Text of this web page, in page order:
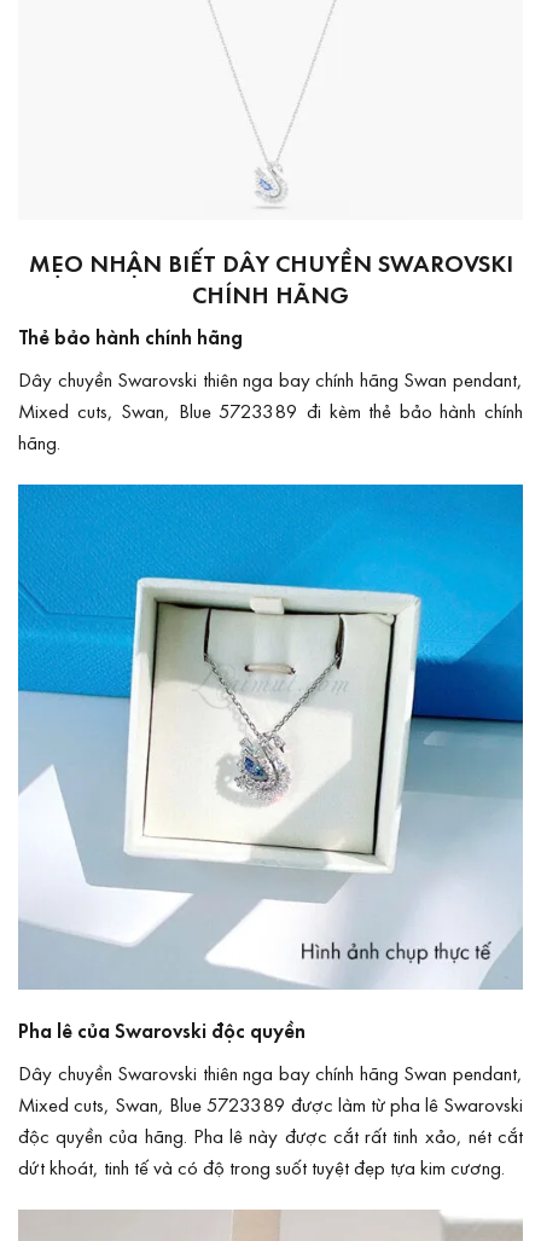
MẸO NHẬN BIẾT DÂY CHUYỀN SWAROVSKI
CHÍNH HÃNG
Thẻ bảo hành chính hãng
Dây chuyền Swarovski thiên nga bay chính hãng Swan pendant,
Mixed cuts, Swan, Blue 5723389 đi kèm thẻ bảo hành chính
hãng.
Pha lê của Swarovski độc quyền
Dây chuyền Swarovski thiên nga bay chính hãng Swan pendant,
Mixed cuts, Swan, Blue 5723389 được làm từ pha lê Swarovski
độc quyền của hãng. Pha lê này được cắt rất tinh xảo, nét cắt
dứt khoát, tinh tế và có độ trong suốt tuyệt đẹp tựa kim cương.